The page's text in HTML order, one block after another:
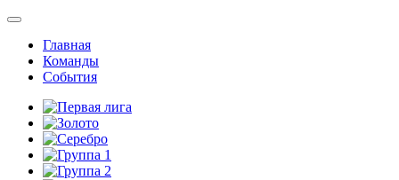
Главная
Команды
События